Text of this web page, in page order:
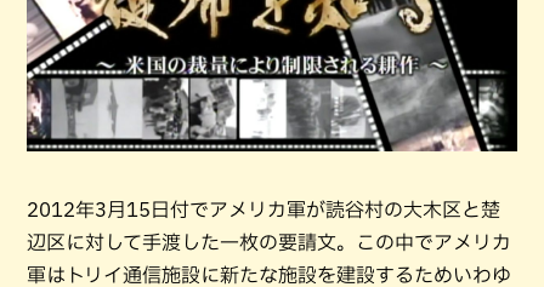
2012年3月15日付でアメリカ軍が読谷村の大木区と楚
辺区に対して手渡した一枚の要請文。この中でアメリカ
軍はトリイ通信施設に新たな施設を建設するためいわゆ